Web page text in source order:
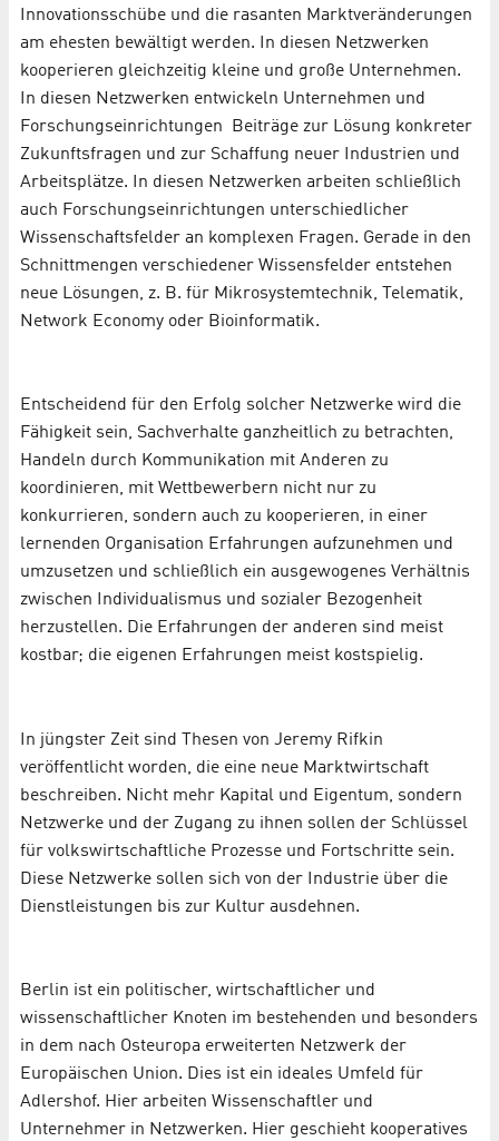
Innovationsschübe und die rasanten Marktveränderungen
am ehesten bewältigt werden. In diesen Netzwerken
kooperieren gleichzeitig kleine und große Unternehmen.
In diesen Netzwerken entwickeln Unternehmen und
Forschungseinrichtungen Beiträge zur Lösung konkreter
Zukunftsfragen und zur Schaffung neuer Industrien und
Arbeitsplätze. In diesen Netzwerken arbeiten schließlich
auch Forschungseinrichtungen unterschiedlicher
Wissenschaftsfelder an komplexen Fragen. Gerade in den
Schnittmengen verschiedener Wissensfelder entstehen
neue Lösungen, z. B. für Mikrosystemtechnik, Telematik,
Network Economy oder Bioinformatik.
Entscheidend für den Erfolg solcher Netzwerke wird die
Fähigkeit sein, Sachverhalte ganzheitlich zu betrachten,
Handeln durch Kommunikation mit Anderen zu
koordinieren, mit Wettbewerbern nicht nur zu
konkurrieren, sondern auch zu kooperieren, in einer
lernenden Organisation Erfahrungen aufzunehmen und
umzusetzen und schließlich ein ausgewogenes Verhältnis
zwischen Individualismus und sozialer Bezogenheit
herzustellen. Die Erfahrungen der anderen sind meist
kostbar; die eigenen Erfahrungen meist kostspielig.
In jüngster Zeit sind Thesen von Jeremy Rifkin
veröffentlicht worden, die eine neue Marktwirtschaft
beschreiben. Nicht mehr Kapital und Eigentum, sondern
Netzwerke und der Zugang zu ihnen sollen der Schlüssel
für volkswirtschaftliche Prozesse und Fortschritte sein.
Diese Netzwerke sollen sich von der Industrie über die
Dienstleistungen bis zur Kultur ausdehnen.
Berlin ist ein politischer, wirtschaftlicher und
wissenschaftlicher Knoten im bestehenden und besonders
in dem nach Osteuropa erweiterten Netzwerk der
Europäischen Union. Dies ist ein ideales Umfeld für
Adlershof. Hier arbeiten Wissenschaftler und
Unternehmer in Netzwerken. Hier geschieht kooperatives